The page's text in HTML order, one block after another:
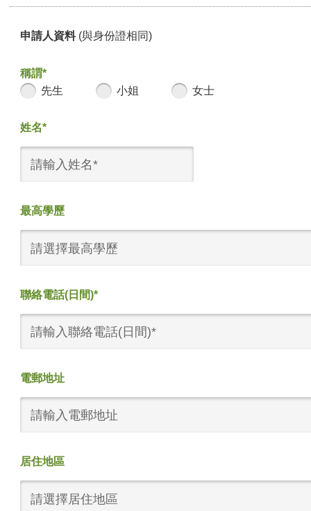
申請人資料 (與身份證相同)
稱謂*
先生
小姐 女士
姓名*
最高學歷
請選擇最高學歷
聯絡電話(日間)*
電郵地址
居住地區
請選擇居住地區